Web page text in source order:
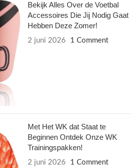
Bekijk Alles Over de Voetbal
Accessoires Die Jij Nodig Gaat
Hebben Deze Zomer!
2 juni 2026 1 Comment
Met Het WK dat Staat te
Beginnen Ontdek Onze WK
Trainingspakken!
2 juni 2026 1 Comment